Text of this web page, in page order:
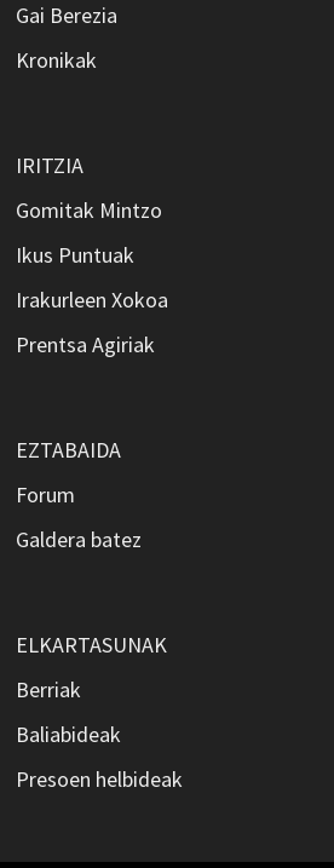
Gai Berezia
Kronikak
IRITZIA
Gomitak Mintzo
Ikus Puntuak
Irakurleen Xokoa
Prentsa Agiriak
EZTABAIDA
Forum
Galdera batez
ELKARTASUNAK
Berriak
Baliabideak
Presoen helbideak